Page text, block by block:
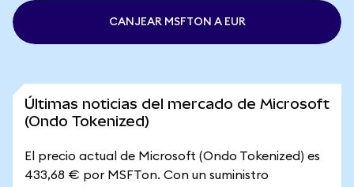
CANJEAR MSFTON A EUR
Últimas noticias del mercado de Microsoft
(Ondo Tokenized)
El precio actual de Microsoft (Ondo Tokenized) es
433,68 € por MSFTon. Con un suministro